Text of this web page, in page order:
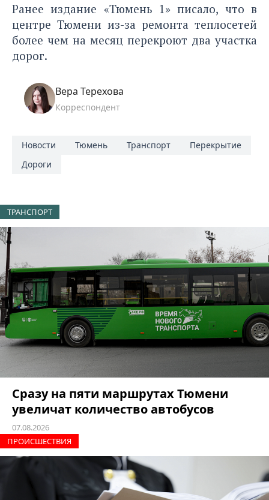
Ранее издание «Тюмень 1» писало, что в
центре Тюмени из-за ремонта теплосетей
более чем на месяц перекроют два участка
дорог.
Вера Терехова
Корреспондент
Новости Тюмень Транспорт
Перекрытие
Дороги
ТРАНСПОРТ
Сразу на пяти маршрутах Тюмени
увеличат количество автобусов
07.08.2026
ПРОИCШЕСТВИЯ